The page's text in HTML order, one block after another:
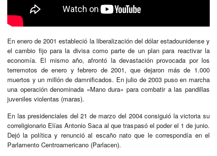
En enero de 2001 estableció la liberalización del dólar estadounidense y
el cambio fijo para la divisa como parte de un plan para reactivar la
economía. El mismo año, afrontó la devastación provocada por los
terremotos de enero y febrero de 2001, que dejaron más de 1.000
muertos y un millón de damnificados. En julio de 2003 puso en marcha
una operación denominada «Mano dura» para combatir a las pandillas
juveniles violentas (maras).
En las presidenciales del 21 de marzo del 2004 consiguió la victoria su
correligionario Elías Antonio Saca al que traspasó el poder el 1 de junio.
Dejó la política y renunció al escaño nato que le correspondía en el
Parlamento Centroamericano (Parlacen).